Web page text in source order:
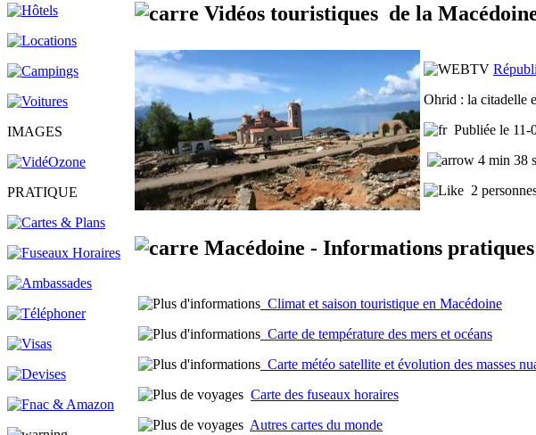
IMAGES
PRATIQUE
Vidéos touristiques de la
Ohrid : la citadelle
Publiée le 11-
4 min 38
2
Macédoine - Informations
Climat et saison touristique en Macédoine
Carte de température des mers et océans
Carte météo satellite et évolution des masses
Carte des fuseaux horaires
Autres cartes du monde